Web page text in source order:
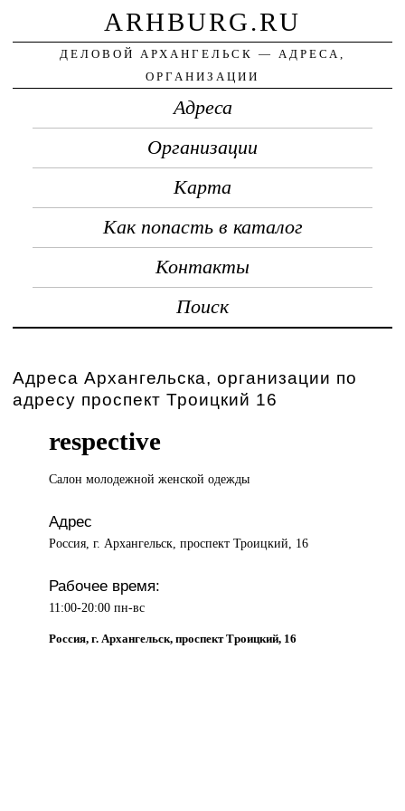
ARHBURG.RU
ДЕЛОВОЙ АРХАНГЕЛЬСК — АДРЕСА,
ОРГАНИЗАЦИИ
Адреса
Организации
Карта
Как попасть в каталог
Контакты
Поиск
Адреса Архангельска, организации по
адресу проспект Троицкий 16
respective
Салон молодежнойженской одежды
Адрес
Россия, г. Архангельск, проспект Троицкий, 16
Рабочее время:
11:00-20:00 пн-вс
Россия, г. Архангельск, проспект Троицкий, 16